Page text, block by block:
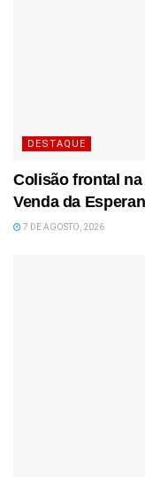
DESTAQUE
Colisão frontal
Venda da
7 DE AGOSTO, 2026